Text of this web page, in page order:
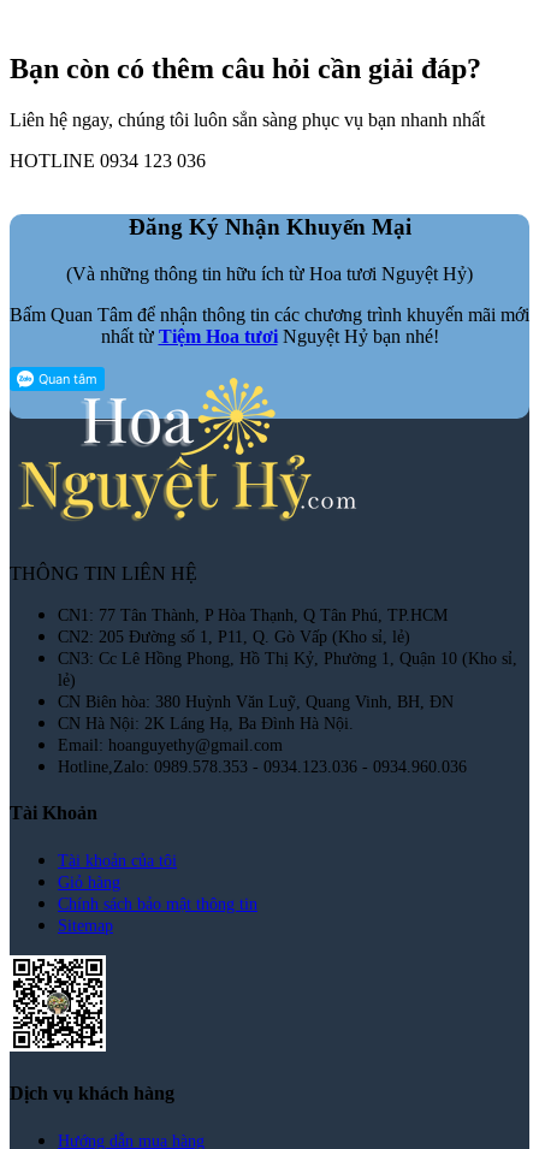
Bạn còn có thêm câu hỏi cần giải đáp?
Liên hệ ngay, chúng tôi luôn sẳn sàng phục vụ bạn nhanh nhất
HOTLINE 0934 123 036
Đăng Ký Nhận Khuyến Mại
(Và những thông tin hữu ích từ Hoa tươi Nguyệt Hỷ)
Bấm Quan Tâm để nhận thông tin các chương trình khuyến mãi mới
nhất từ Tiệm Hoa tươiNguyệt Hỷ bạn nhé!
THÔNG TIN LIÊN HỆ
CN1: 77 Tân Thành, P Hòa Thạnh, Q Tân Phú, TP.HCM
CN2: 205 Đường số 1, P11, Q. Gò Vấp (Kho sỉ, lẻ)
CN3: Cc Lê Hồng Phong, Hồ Thị Kỷ, Phường 1, Quận 10 (Kho sỉ,
lẻ)
CN Biên hòa: 380 Huỳnh Văn Luỹ, Quang Vinh, BH, ĐN
CN Hà Nội: 2K Láng Hạ, Ba Đình Hà Nội.
Email: hoanguyethy@gmail.com
Hotline,Zalo: 0989.578.353 - 0934.123.036 - 0934.960.036
Tài Khoản
Tài khoản của tôi
Giỏ hàng
Chính sách bảo mật thông tin
Sitemap
Dịch vụ khách hàng
Hướng dẫn mua hàng